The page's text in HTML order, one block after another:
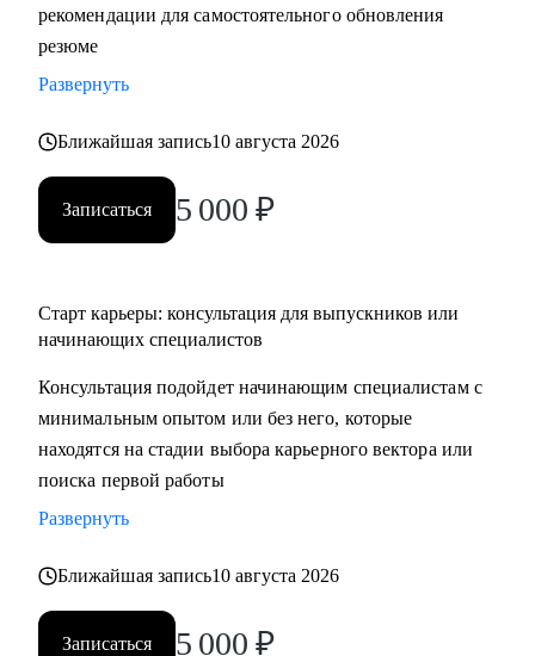
• специалистам уровня Junior и Middle: внутренние
коммуникации, HR-бренд, event-менеджер
рекомендации для самостоятельного обновления
резюме
Развернуть
Ближайшая запись10 августа 2026
Записаться 5 000 ₽
Старт карьеры: консультация для выпускников или
начинающих специалистов
Консультация подойдет начинающим специалистам с
минимальным опытом или без него, которые
находятся на стадии выбора карьерного вектора или
поиска первой работы
Развернуть
Ближайшая запись10 августа 2026
Записаться 5 000 ₽